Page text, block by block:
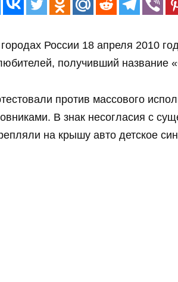
городах России 18 апреля 2010
получивший название
против массового
В знак несогласия с
на крышу авто детское